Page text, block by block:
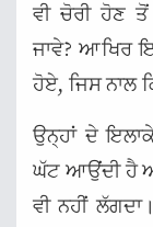
ਵੀ ਚੋਰੀ ਹੋਣ
ਜਾਵੇ? ਆਖਿਰ
ਹੋਏ, ਜਿਸ ਨਾਲ
ਉਨ੍ਹਾਂ ਦੇ
ਘੱਟ ਆਉਂਦੀ ਹੈ
ਵੀ ਨਹੀਂ